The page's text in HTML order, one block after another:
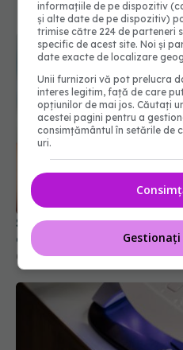
Substanțele din
declanșa probleme grave
05 aug 2025, 14:21
informațiile de pe dispozitiv
și alte date de pe dispozitiv)
trimise către 224 de parteneri
specific de acest site. Noi și
date exacte de localizare
Unii furnizori vă pot prelucra
interes legitim, față de care
opțiunilor de mai jos. Căutați
acestei pagini pentru a
consimțământul în setările de
uri.